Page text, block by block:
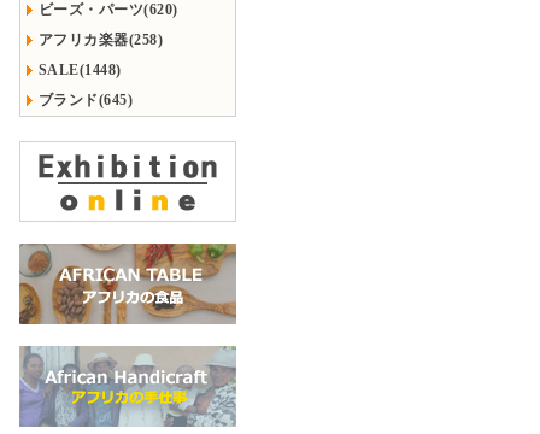
ビーズ・パーツ(620)
アフリカ楽器(258)
SALE(1448)
ブランド(645)